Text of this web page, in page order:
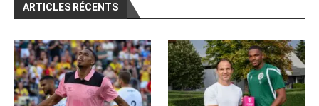
ARTICLES RÉCENTS